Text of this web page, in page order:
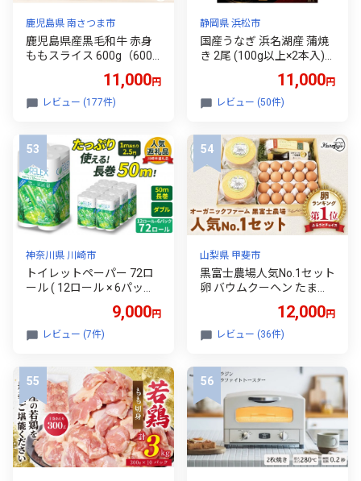
鹿児島県 南さつま市
鹿児島県産黒毛和牛 赤身
ももスライス 600g（600g
和牛 和牛 牛肉 肉 赤身 モ
モ スライス 薄切り すき焼
ギフト 贈答 贈り物 プレゼ
ント スターゼン 鹿児島県
南さつま市
11,000円
レビュー (177件)
静岡県 浜松市
国産うなぎ 浜名湖産 蒲焼
き 2尾 (100g以上×2本入)
せ 海老仙 国産 うなぎ ウナ
ギ 鰻 うなぎの蒲焼 土用の
11,000円
レビュー (50件)
神奈川県 川崎市
トイレットペーパー 72ロ
ール ( 12ロール × 6パック )
SCリサイクルロール長巻
タイプ 再生紙 100％ 日用
川県 川崎市 トイレットペ
ーパー 新生活 生活雑貨 生
活用品 といれっとぺーぱ
ー 長持ち 長巻き まとめ 非
常 便利 サステナブル エコ
トイレットペーパー 人気
おすすめ
9,000円
レビュー (7件)
山梨県 甲斐市
黒富士農場人気No.1セット
卵 バウムクーヘン たまご
ーへん マヨネーズ 贈答 ギ
フト お取り寄せ スイーツ
卵かけご飯 たまごかけご
飯 卵かけごはん たまごか
けご飯 平飼い 冷蔵 甲斐市
B-2
12,000円
レビュー (36件)